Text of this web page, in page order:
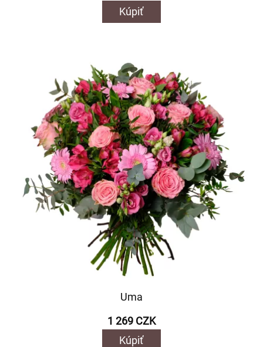
Kúpiť
Uma
1 269 CZK
Kúpiť